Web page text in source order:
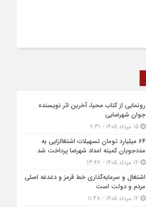
رونمایی از کتاب محیا، آخرین اثر نویسنده
جوان شهرضایی
15 مرداد 1405 - 9:31
۶۴ میلیارد تومان تسهیلات اشتغالزایی به
مددجویان کمیته امداد شهرضا پرداخت شد
اشتغال و سرمایه‌گذاری خط قرمز و دغدغه اصلی
مردم و دولت است